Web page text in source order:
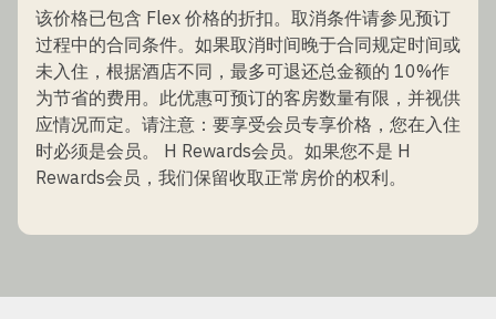
该价格已包含 Flex 价格的折扣。取消条件请参见预订
过程中的合同条件。如果取消时间晚于合同规定时间或
未入住，根据酒店不同，最多可退还总金额的 10%作
为节省的费用。此优惠可预订的客房数量有限，并视供
应情况而定。请注意：要享受会员专享价格，您在入住
时必须是会员。 H Rewards会员。如果您不是 H
Rewards会员，我们保留收取正常房价的权利。